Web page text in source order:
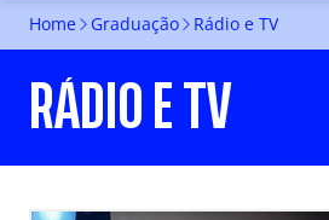
Home Graduação Rádio e TV
RÁDIO E TV